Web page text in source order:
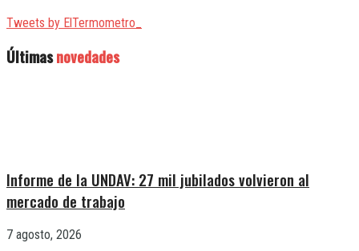
Tweets by ElTermometro_
Últimasnovedades
Informe de la UNDAV: 27 mil jubilados volvieron al
mercado de trabajo
7 agosto, 2026